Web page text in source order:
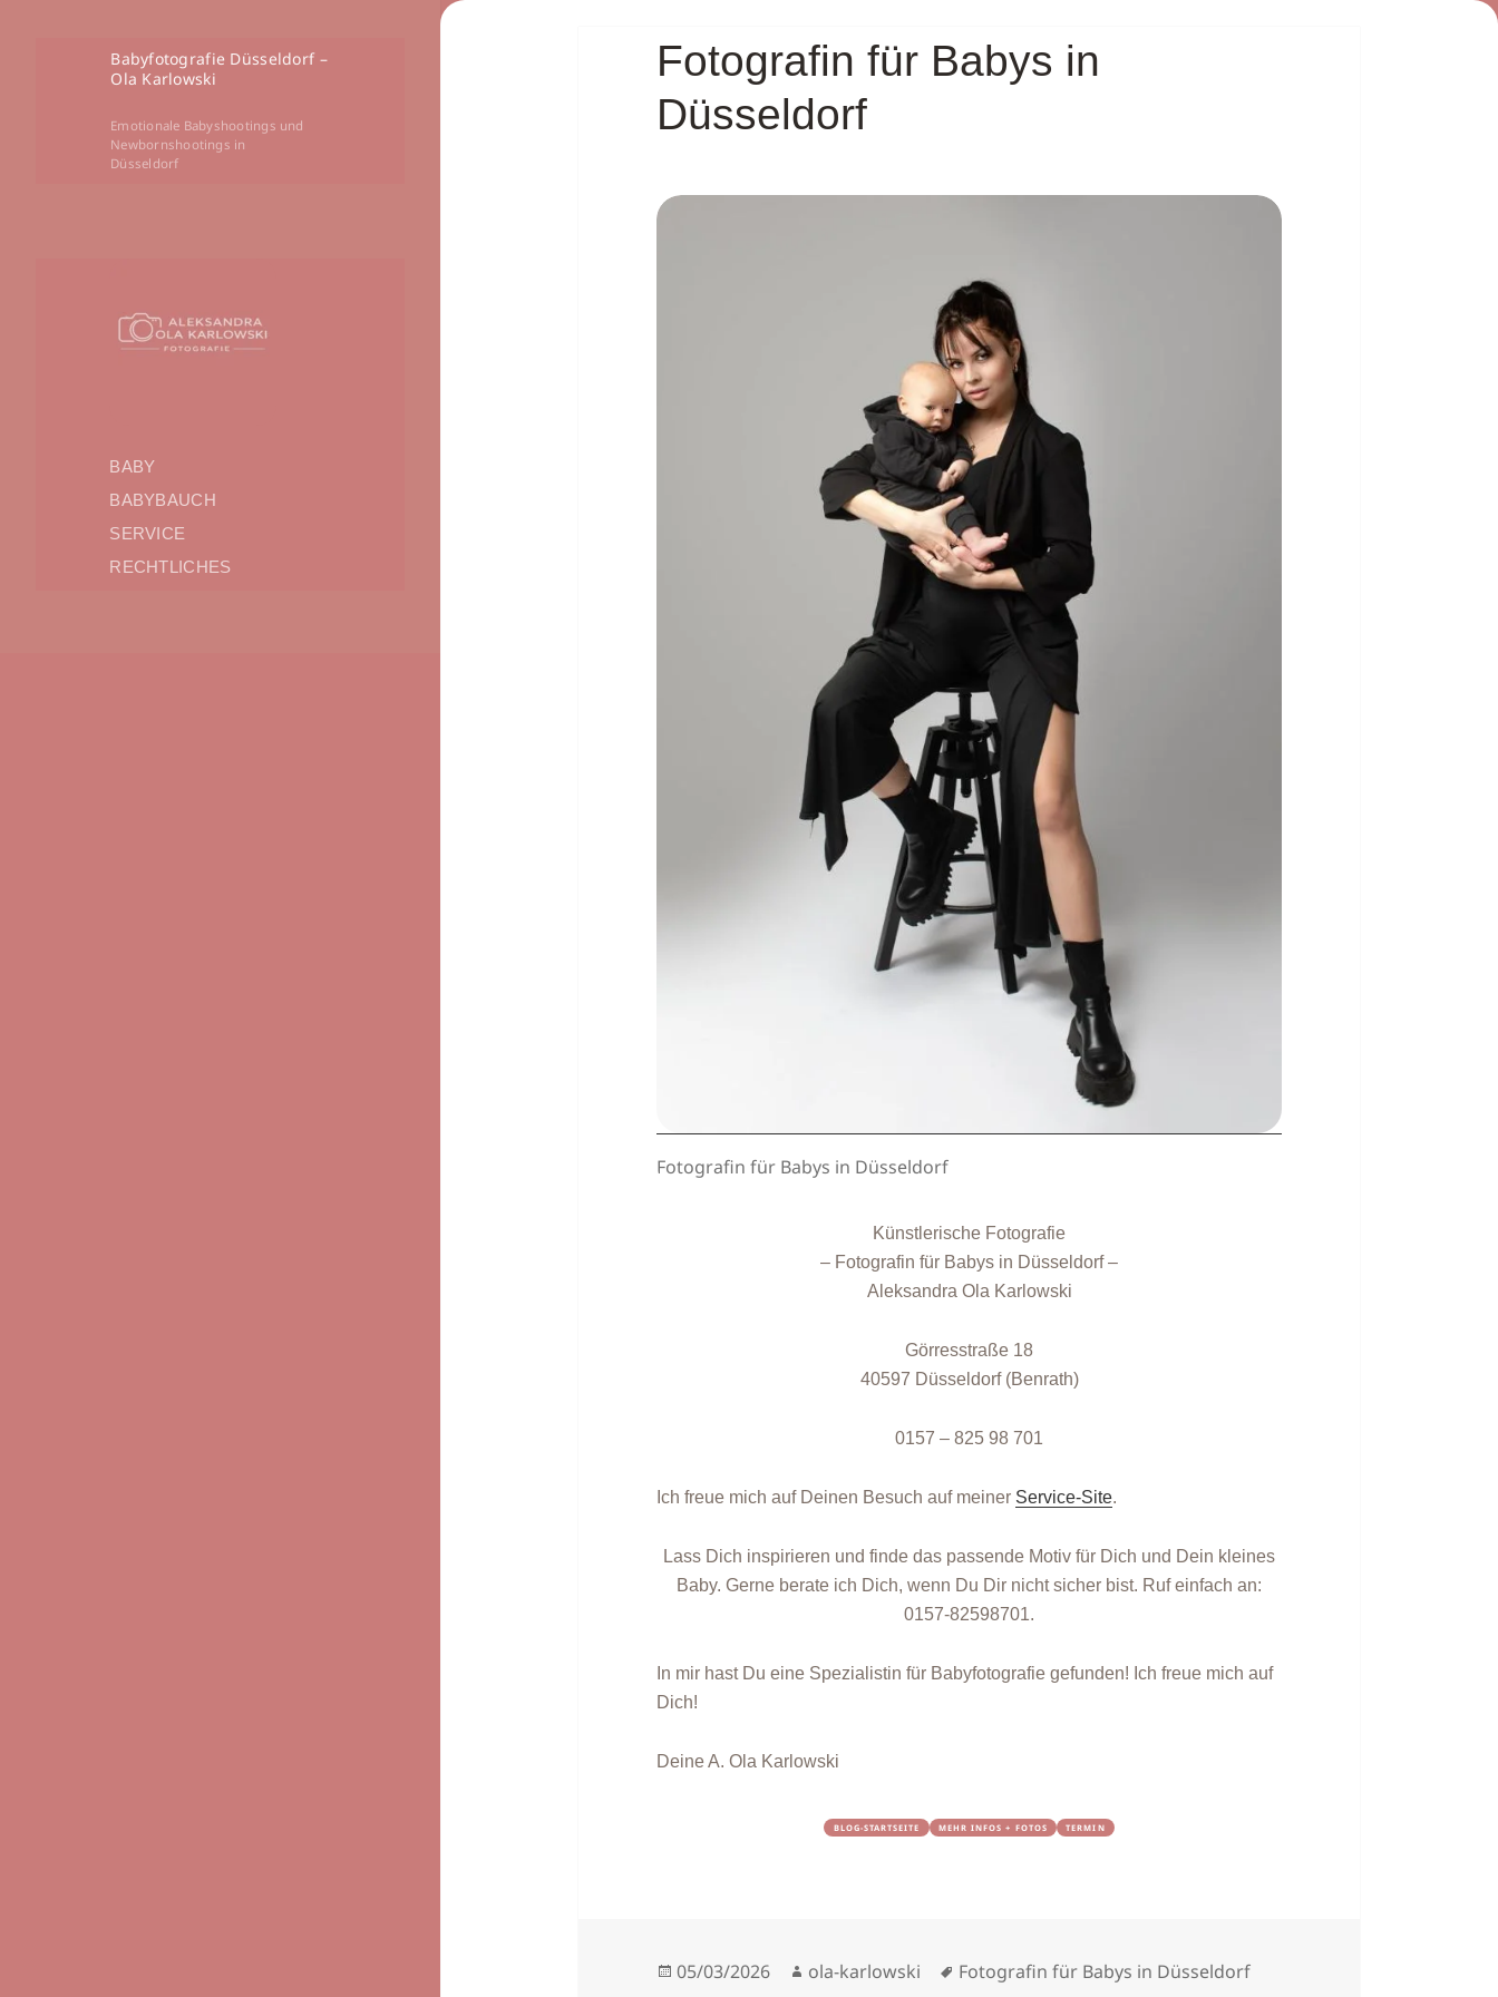
Babyfotografie Düsseldorf –
Ola Karlowski
Emotionale Babyshootings und
Newbornshootings in
Düsseldorf
BABY
BABYBAUCH
SERVICE
RECHTLICHES
Fotografin für Babys in
Düsseldorf
Fotografin für Babys in Düsseldorf
Künstlerische Fotografie
– Fotografin für Babys in Düsseldorf –
Aleksandra Ola Karlowski
Görresstraße 18
40597 Düsseldorf (Benrath)
0157 – 825 98 701
Ich freue mich auf Deinen Besuch auf meiner Service-Site.
Lass Dich inspirieren und finde das passende Motiv für Dich und Dein kleines
Baby. Gerne berate ich Dich, wenn Du Dir nicht sicher bist. Ruf einfach an:
0157-82598701.
In mir hast Du eine Spezialistin für Babyfotografie gefunden! Ich freue mich auf
Dich!
Deine A. Ola Karlowski
BLOG-STARTSEITE MEHR INFOS + FOTOS TERMIN
Veröffentlicht
05/03/2026 Autor
ola-karlowski Schlagwörter
Fotografin für Babys in Düsseldorf